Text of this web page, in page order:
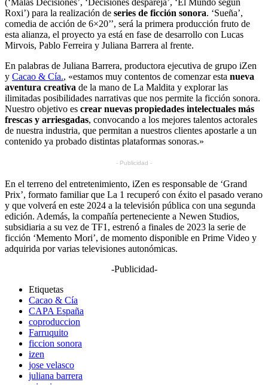
Roxi’) para la realización de series de ficción sonora. ‘Sueña’,
comedia de acción de 6×20’’, será la primera producción fruto de
esta alianza, el proyecto ya está en fase de desarrollo con Lucas
Mirvois, Pablo Ferreira y Juliana Barrera al frente.
En palabras de Juliana Barrera, productora ejecutiva de grupo iZen
y Cacao & Cía., «estamos muy contentos de comenzar esta nueva
aventura creativa de la mano de La Maldita y explorar las
ilimitadas posibilidades narrativas que nos permite la ficción sonora.
Nuestro objetivo es crear nuevas propiedades intelectuales más
frescas y arriesgadas, convocando a los mejores talentos actorales
de nuestra industria, que permitan a nuestros clientes apostarle a un
contenido ya probado distintas plataformas sonoras.»
- Publicidad -
En el terreno del entretenimiento, iZen es responsable de ‘Grand
Prix’, formato familiar que La 1 recuperó con éxito el pasado verano
y que volverá en este 2024 a la televisión pública con una segunda
edición. Además, la compañía perteneciente a Newen Studios,
subsidiaria a su vez de TF1, estrenó a finales de 2023 la serie de
ficción ‘Memento Mori’, de momento disponible en Prime Video y
adquirida por varias televisiones autonómicas.
-Publicidad-
Etiquetas
Cacao & Cía
CAPA España
coproduccion
Farruquito
ficcion sonora
izen
jose velasco
juliana barrera